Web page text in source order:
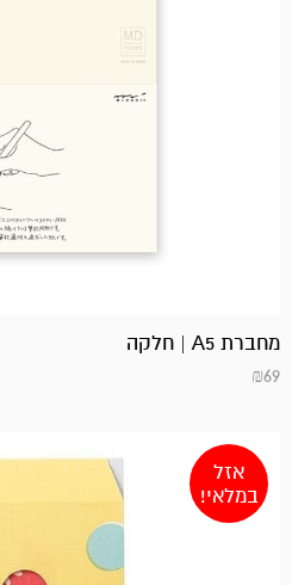
מחברת A5 | חלקה
₪69
אזל
במלאי!